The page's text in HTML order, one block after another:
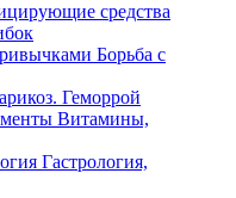
средства
Борьба с
Геморрой
Витамины,
Гастрология,